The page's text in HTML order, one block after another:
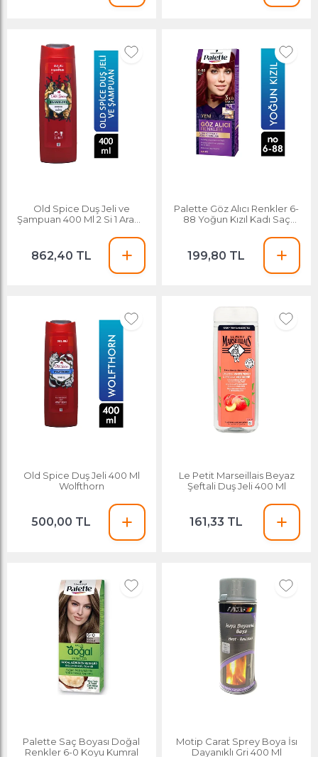
Old Spice Duş Jeli ve
Şampuan 400 Ml 2 Si 1 Arada
862,40 TL
Palette Göz Alıcı Renkler 6-
88 Yoğun Kızıl Kadı Saç
199,80 TL
Old Spice Duş Jeli 400 Ml
Wolfthorn
500,00 TL
Le Petit Marseillais Beyaz
Şeftali Duş Jeli 400 Ml
161,33 TL
Palette Saç Boyası Doğal
Renkler 6-0 Koyu Kumral
Motip Carat Sprey Boya İsı
Dayanıklı Gri 400 Ml